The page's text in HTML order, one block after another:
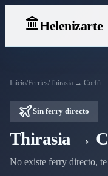
Helenizarte
Inicio/Ferries/Thirasia → Corfú
Sin ferry directo
Thirasia →
No existe ferry directo,